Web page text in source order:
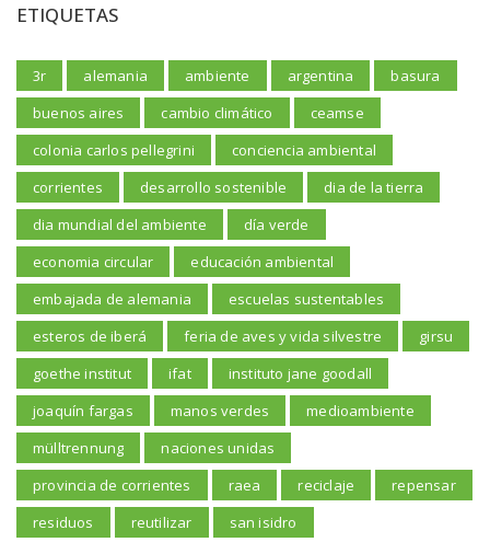
ETIQUETAS
3r alemania ambiente argentina
basura
buenos aires
cambio climático
ceamse
colonia carlos pellegrini
conciencia ambiental
corrientes
desarrollo sostenible
dia de la tierra
dia mundial del ambiente
día verde
economia circular
educación ambiental
embajada de alemania
escuelas sustentables
esteros de iberá
feria de aves y vida silvestre
girsu
goethe institut
ifat
instituto jane goodall
joaquín fargas
manos verdes
medioambiente
mülltrennung
naciones unidas
provincia de corrientes
raea reciclaje
repensar
residuos
reutilizar
san isidro